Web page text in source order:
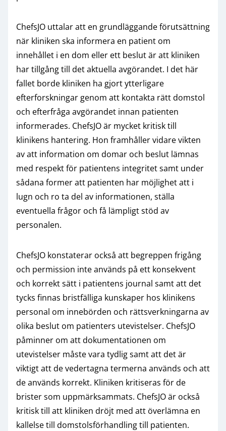
ChefsJO uttalar att en grundläggande förutsättning
när kliniken ska informera en patient om
innehållet i en dom eller ett beslut är att kliniken
har tillgång till det aktuella avgörandet. I det här
fallet borde kliniken ha gjort ytterligare
efterforskningar genom att kontakta rätt domstol
och efterfråga avgörandet innan patienten
informerades. ChefsJO är mycket kritisk till
klinikens hantering. Hon framhåller vidare vikten
av att information om domar och beslut lämnas
med respekt för patientens integritet samt under
sådana former att patienten har möjlighet att i
lugn och ro ta del av informationen, ställa
eventuella frågor och få lämpligt stöd av
personalen.
ChefsJO konstaterar också att begreppen frigång
och permission inte används på ett konsekvent
och korrekt sätt i patientens journal samt att det
tycks finnas bristfälliga kunskaper hos klinikens
personal om innebörden och rättsverkningarna av
olika beslut om patienters utevistelser. ChefsJO
påminner om att dokumentationen om
utevistelser måste vara tydlig samt att det är
viktigt att de vedertagna termerna används och att
de används korrekt. Kliniken kritiseras för de
brister som uppmärksammats. ChefsJO är också
kritisk till att kliniken dröjt med att överlämna en
kallelse till domstolsförhandling till patienten.